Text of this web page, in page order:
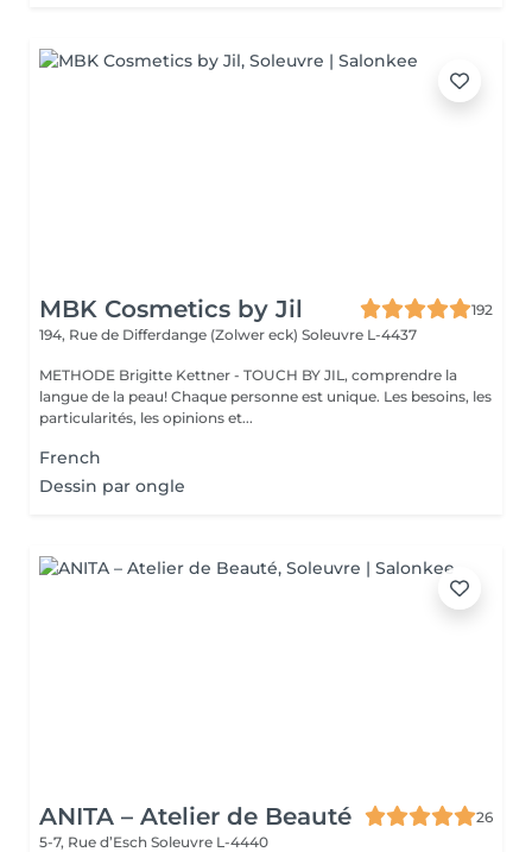
MBK Cosmetics by Jil
192
194, Rue de Differdange (Zolwer eck) Soleuvre L-4437
METHODE Brigitte Kettner - TOUCH BY JIL, comprendre la
langue de la peau! Chaque personne est unique. Les besoins, les
particularités, les opinions et...
French
Dessin par ongle
ANITA – Atelier de Beauté
26
5-7, Rue d’Esch Soleuvre L-4440